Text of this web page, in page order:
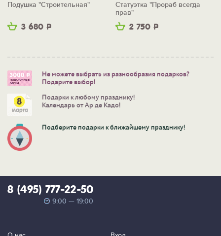
3 680 Р
Подушка "Строительная"
2 750 Р
Статуэтка "Прораб всегда
прав"
Не можете выбрать из разнообразия подарков?
Подарите выбор!
Подарки к любому празднику!
Календарь от Ар де Кадо!
Подберите подарки к ближайшему празднику!
8 (495) 777-22-50
9:00 — 19:00